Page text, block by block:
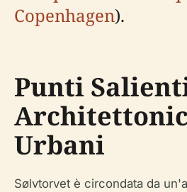
Copenhagen).
Punti
Urbani
Sølvtorvet è circondata da